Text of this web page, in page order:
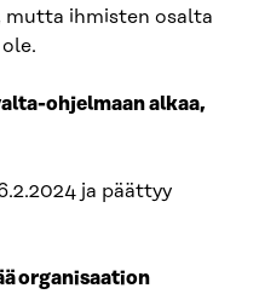
mutta ihmisten osalta
ohjelmaan alkaa,
ja päättyy
organisaation